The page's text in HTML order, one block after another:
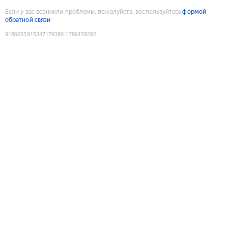
Если у вас возникли проблемы, пожалуйста, воспользуйтесьформой
обратной связи
9186655915347179380:1786159282